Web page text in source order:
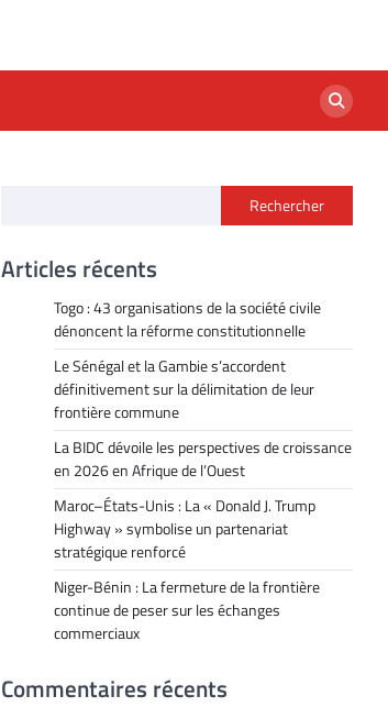
Rechercher
Articles récents
Togo : 43 organisations de la société civile
dénoncent la réforme constitutionnelle
Le Sénégal et la Gambie s’accordent
définitivement sur la délimitation de leur
frontière commune
La BIDC dévoile les perspectives de croissance
en 2026 en Afrique de l’Ouest
Maroc–États-Unis : La « Donald J. Trump
Highway » symbolise un partenariat
stratégique renforcé
Niger-Bénin : La fermeture de la frontière
continue de peser sur les échanges
commerciaux
Commentaires récents